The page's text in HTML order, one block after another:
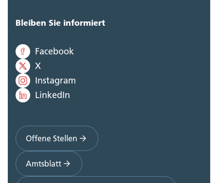
Bleiben Sie informiert
Facebook
X
Instagram
LinkedIn
Offene Stellen
Amtsblatt